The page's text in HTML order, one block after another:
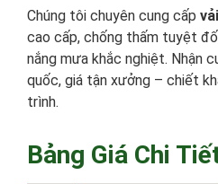
Chúng tôi chuyên cung cấp
cao cấp, chống thấm tuyệt
nắng mưa khắc nghiệt. Nhận
quốc, giá tận xưởng – chiết
trình.
Bảng Giá Chi